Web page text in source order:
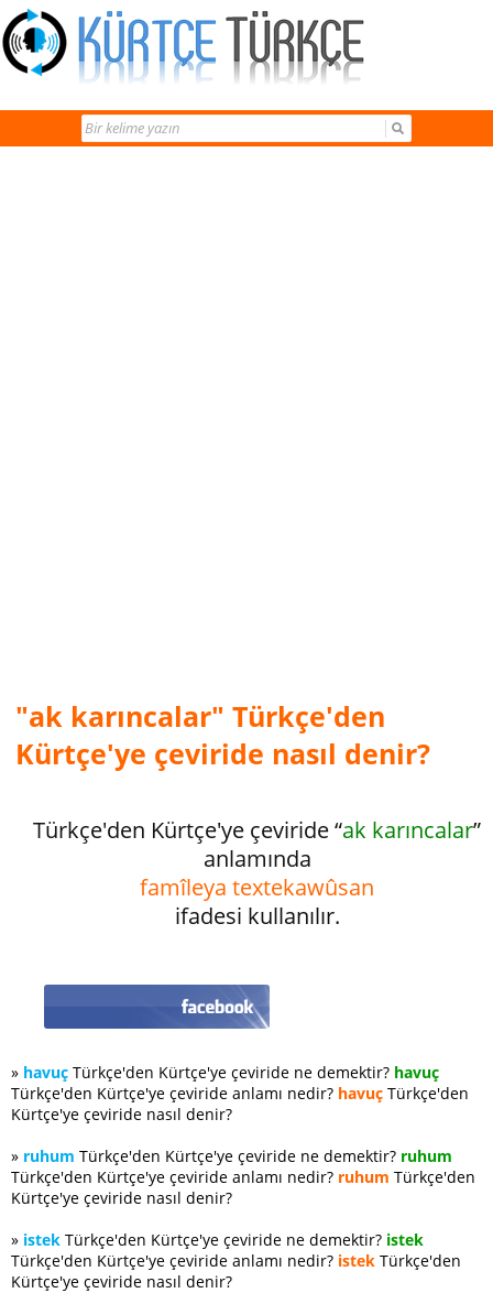
"ak karıncalar" Türkçe'den
Kürtçe'ye çeviride nasıl denir?
Türkçe'den Kürtçe'ye çeviride “ak karıncalar”
anlamında
famîleya textekawûsan
ifadesi kullanılır.
» havuç Türkçe'den Kürtçe'ye çeviride ne demektir? havuç
Türkçe'den Kürtçe'ye çeviride anlamı nedir? havuç Türkçe'den
Kürtçe'ye çeviride nasıl denir?
» ruhum Türkçe'den Kürtçe'ye çeviride ne demektir? ruhum
Türkçe'den Kürtçe'ye çeviride anlamı nedir? ruhum Türkçe'den
Kürtçe'ye çeviride nasıl denir?
» istek Türkçe'den Kürtçe'ye çeviride ne demektir? istek
Türkçe'den Kürtçe'ye çeviride anlamı nedir? istek Türkçe'den
Kürtçe'ye çeviride nasıl denir?